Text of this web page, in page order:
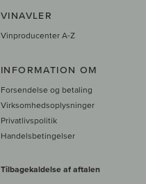
VINAVLER
Vinproducenter A-Z
INFORMATION OM
Forsendelse og betaling
Virksomhedsoplysninger
Privatlivspolitik
Handelsbetingelser
Tilbagekaldelse af aftalen